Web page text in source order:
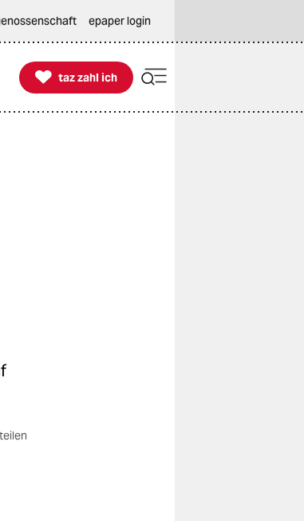
epaper login

taz zahl ich
taz zahl ich
teilen